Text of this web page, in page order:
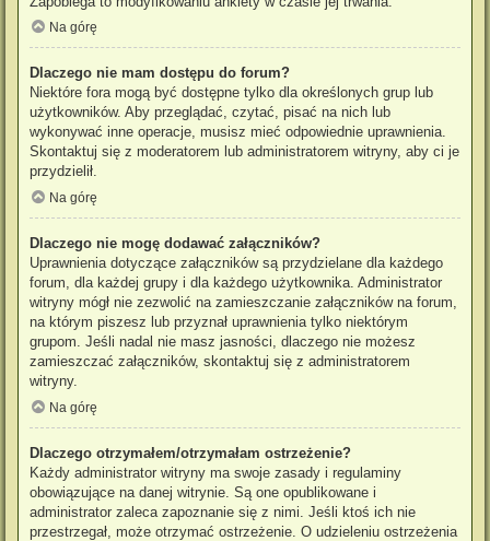
Na górę
Dlaczego nie mam dostępu do forum?
Niektóre fora mogą być dostępne tylko dla określonych grup lub
użytkowników. Aby przeglądać, czytać, pisać na nich lub
wykonywać inne operacje, musisz mieć odpowiednie uprawnienia.
Skontaktuj się z moderatorem lub administratorem witryny, aby ci je
przydzielił.
Na górę
Dlaczego nie mogę dodawać załączników?
Uprawnienia dotyczące załączników są przydzielane dla każdego
forum, dla każdej grupy i dla każdego użytkownika. Administrator
witryny mógł nie zezwolić na zamieszczanie załączników na forum,
na którym piszesz lub przyznał uprawnienia tylko niektórym
grupom. Jeśli nadal nie masz jasności, dlaczego nie możesz
zamieszczać załączników, skontaktuj się z administratorem
witryny.
Na górę
Dlaczego otrzymałem/otrzymałam ostrzeżenie?
Każdy administrator witryny ma swoje zasady i regulaminy
obowiązujące na danej witrynie. Są one opublikowane i
administrator zaleca zapoznanie się z nimi. Jeśli ktoś ich nie
przestrzegał, może otrzymać ostrzeżenie. O udzieleniu ostrzeżenia